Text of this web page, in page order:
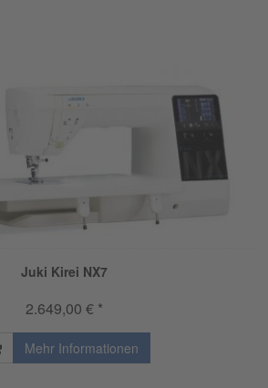
Juki Kirei NX7
2.649,00 € *
Mehr Informationen